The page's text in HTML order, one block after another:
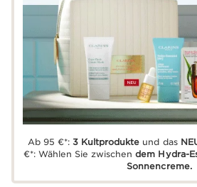
Ab 95 €*:3 Kultprodukte und das
€*: Wählen Sie zwischendem Hydra-
Sonnencreme.